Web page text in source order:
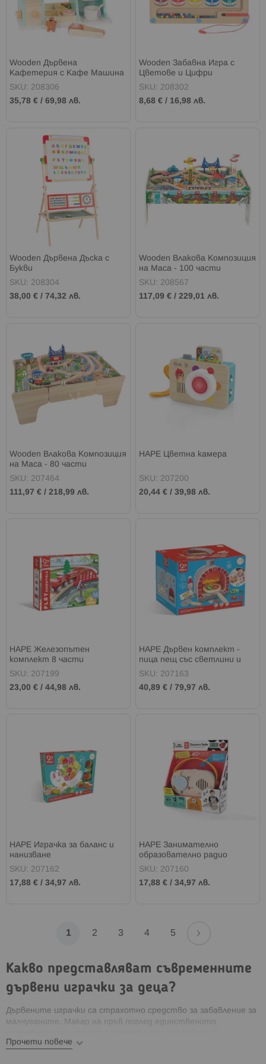
Wooden Дървена
Кафетерия с Кафе Машина
SKU: 208306
35,78 € / 69,98 лв.
Wooden Забавна Игра с
Цветове и Цифри
SKU: 208302
8,68 € / 16,98 лв.
Wooden Дървена Дъска с
Букви
SKU: 208304
38,00 € / 74,32 лв.
Wooden Влакова Композиция
на Маса - 100 части
SKU: 208567
117,09 € /229,01 лв.
Wooden Влакова Композиция
на Маса - 80 части
SKU: 207464
111,97 € / 218,99 лв.
HAPE Цветна камера
SKU: 207200
20,44 € /39,98 лв.
HAPE Железопътен
комплект 8 части
SKU: 207199
23,00 € / 44,98 лв.
HAPE Дървен комплект -
пица пещ със светлини и
звук
SKU: 207163
40,89 € /79,97 лв.
HAPE Играчка за баланс и
нанизване
SKU: 207162
17,88 € / 34,97 лв.
HAPE Занимателно
образователно радио
SKU: 207160
17,88 € /34,97 лв.
В
четете
1 Страница
2 Страница
3 Страница
4 Страница
5
Страница
Напред
Какво представляват съвременните
дървени играчки за деца?
Дървените играчки са страхотно средство за забавление за
малчуганите. Макар на пръв поглед единственото
изработени, всъщност те се отличават и по други
Прочети повече